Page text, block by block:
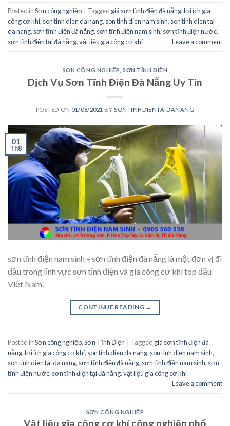
Posted inSơn công nghiệp Tagged giá sơn tĩnh điện đà nẵng,lợi ích gia
công cơ khí, son tinh dien da nang, son tinh dien nam sinh, son tinh dien tai
da nang, sơn tĩnh điện đà nẵng, sơn tĩnh điện nam sinh, sơn tĩnh điện nước,
sơn tĩnh điện tại đà nẵng,vật liệu gia công cơ khí Leave a comment
SƠN CÔNG NGHIỆP ,SƠN TĨNH ĐIỆN
Dịch Vụ Sơn Tĩnh Điện Đà Nẵng Uy Tín
POSTED ON 01/08/2021 BYSONTINHDIENTAIDANANG
01
Th8
sơn tĩnh điện nam sinh – sơn tĩnh điện đà nẵng là một đơn vị đi
đầu trong lĩnh vực sơn tĩnh điện và gia công cơ khí top đầu
Việt Nam.
CONTINUE READING →
Posted inSơn công nghiệp,Sơn Tĩnh Điện Tagged giá sơn tĩnh điện đà
nẵng,lợi ích gia công cơ khí, son tinh dien da nang, son tinh dien nam sinh,
son tinh dien tai da nang, sơn tĩnh điện đà nẵng, sơn tĩnh điện nam sinh, sơn
tĩnh điện nước, sơn tĩnh điện tại đà nẵng,vật liệu gia công cơ khí
Leave a comment
SƠN CÔNG NGHIỆP
Vật liệu gia công cơ khí công nghiệp phổ